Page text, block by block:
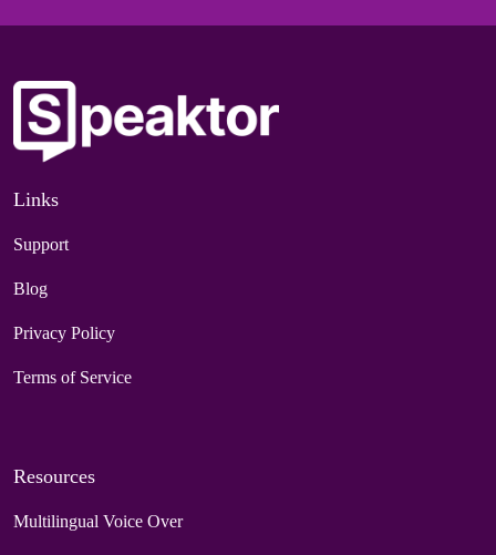
Links
Support
Blog
Privacy Policy
Terms of Service
Resources
Multilingual Voice Over